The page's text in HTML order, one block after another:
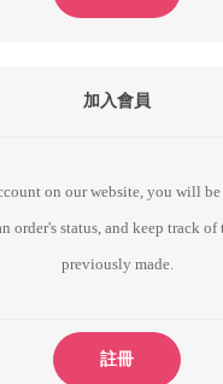
加入會員
on our website, you will be
order's status, and keep track of
previously made.
註冊